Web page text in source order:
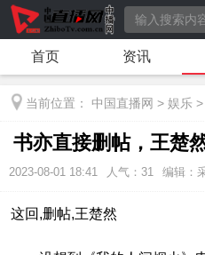
首页 资讯
当前位置： 中国直播网 > 娱乐 >
书亦直接删帖，王楚
2023-08-01 18:41 人气： 31 编辑：
这回,删帖,王楚然